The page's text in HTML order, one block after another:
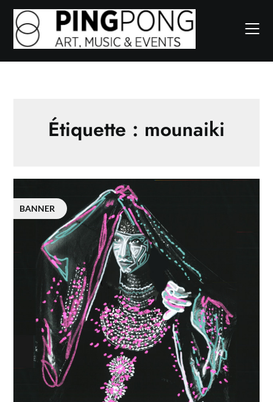
Skip
content
Étiquette : mounaiki
BANNER